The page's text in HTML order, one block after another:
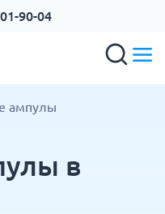
90-04
ампулы
в